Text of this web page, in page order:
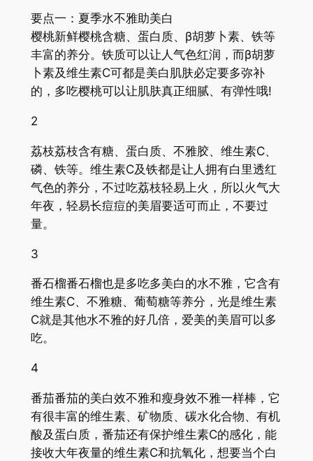
要点一：夏季水不雅助美白
樱桃新鲜樱桃含糖、蛋白质、β胡萝卜素、铁等
丰富的养分。铁质可以让人气色红润，而β胡萝
卜素及维生素C可都是美白肌肤必定要多弥补
的，多吃樱桃可以让肌肤真正细腻、有弹性哦!
2
荔枝荔枝含有糖、蛋白质、不雅胶、维生素C、
磷、铁等。维生素C及铁都是让人拥有白里透红
气色的养分，不过吃荔枝轻易上火，所以火气大
年夜，轻易长痘痘的美眉要适可而止，不要过
量。
3
番石榴番石榴也是多吃多美白的水不雅，它含有
维生素C、不雅糖、葡萄糖等养分，光是维生素
C就是其他水不雅的好几倍，爱美的美眉可以多
吃。
4
番茄番茄的美白效不雅和瘦身效不雅一样棒，它
有很丰富的维生素、矿物质、碳水化合物、有机
酸及蛋白质，番茄还有保护维生素C的感化，能
接收大年夜量的维生素C和抗氧化，想要当个白